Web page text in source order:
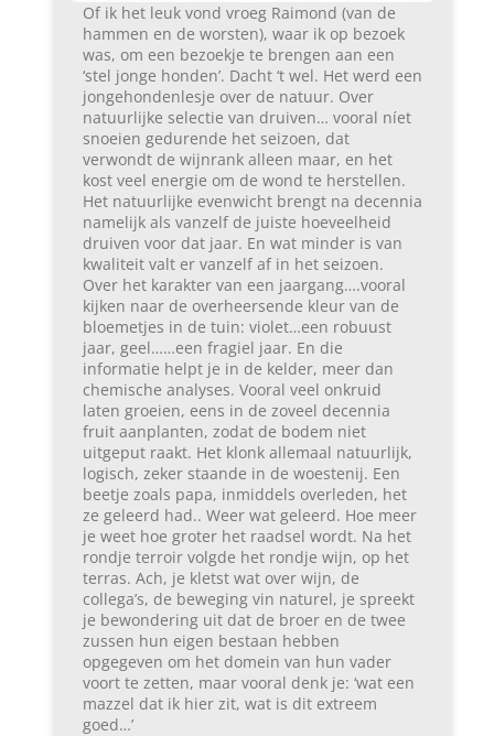
Of ik het leuk vond vroeg Raimond (van de
hammen en de worsten), waar ik op bezoek
was, om een bezoekje te brengen aan een
‘stel jonge honden’. Dacht ‘t wel. Het werd een
jongehondenlesje over de natuur. Over
natuurlijke selectie van druiven… vooral níet
snoeien gedurende het seizoen, dat
verwondt de wijnrank alleen maar, en het
kost veel energie om de wond te herstellen.
Het natuurlijke evenwicht brengt na decennia
namelijk als vanzelf de juiste hoeveelheid
druiven voor dat jaar. En wat minder is van
kwaliteit valt er vanzelf af in het seizoen.
Over het karakter van een jaargang….vooral
kijken naar de overheersende kleur van de
bloemetjes in de tuin: violet…een robuust
jaar, geel……een fragiel jaar. En die
informatie helpt je in de kelder, meer dan
chemische analyses. Vooral veel onkruid
laten groeien, eens in de zoveel decennia
fruit aanplanten, zodat de bodem niet
uitgeput raakt. Het klonk allemaal natuurlijk,
logisch, zeker staande in de woestenij. Een
beetje zoals papa, inmiddels overleden, het
ze geleerd had.. Weer wat geleerd. Hoe meer
je weet hoe groter het raadsel wordt. Na het
rondje terroir volgde het rondje wijn, op het
terras. Ach, je kletst wat over wijn, de
collega’s, de beweging vin naturel, je spreekt
je bewondering uit dat de broer en de twee
zussen hun eigen bestaan hebben
opgegeven om het domein van hun vader
voort te zetten, maar vooral denk je: ‘wat een
mazzel dat ik hier zit, wat is dit extreem
goed…’